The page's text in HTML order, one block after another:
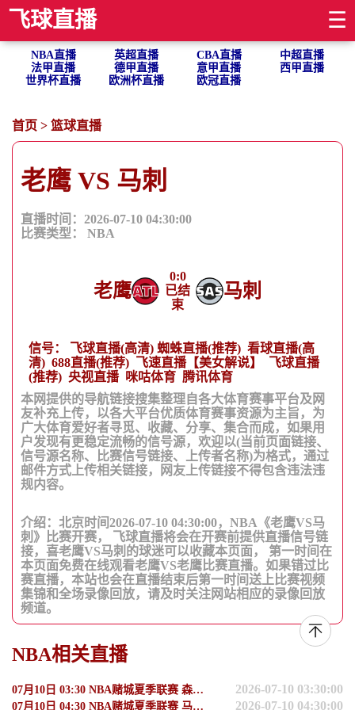
飞球直播 ☰
NBA直播 英超直播 CBA直播
中超直播
法甲直播
德甲直播 意甲直播
西甲直播
世界杯直播
欧洲杯直播 欧冠直播
首页 > 篮球直播
老鹰 VS 马刺
直播时间：2026-07-10 04:30:00
比赛类型： NBA
老鹰
0:0
已结
束
马刺
信号： 飞球直播(高清) 蜘蛛直播(推荐) 看球直播(高
清) 688直播(推荐) 飞速直播【美女解说】
飞球直播
(推荐) 央视直播 咪咕体育 腾讯体育
本网提供的导航链接搜集整理自各大体育赛事平台及网
友补充上传，以各大平台优质体育赛事资源为主旨，为
广大体育爱好者寻觅、收藏、分享、集合而成，如果用
户发现有更稳定流畅的信号源，欢迎以(当前页面链接、
信号源名称、比赛信号链接、上传者名称)为格式，通过
邮件方式上传相关链接，网友上传链接不得包含违法违
规内容。
介绍：北京时间2026-07-10 04:30:00，NBA《老鹰VS马
刺》比赛开赛， 飞球直播将会在开赛前提供直播信号链
接，喜老鹰VS马刺的球迷可以收藏本页面， 第一时间在
本页面免费在线观看老鹰VS老鹰比赛直播。如果错过比
赛直播，本站也会在直播结束后第一时间送上比赛视频
集锦和全场录像回放，请及时关注网站相应的录像回放
频道。
NBA相关直播
07月10日 03:30 NBA赌城夏季联赛 森林狼vs鹈鹕 2026-07-10 03:30:00
07月10日 04:30 NBA赌城夏季联赛 马刺vs老鹰 2026-07-10 04:30:00